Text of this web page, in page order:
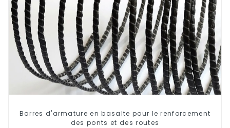
Barres d'armature en basalte pour le renforcement
des ponts et des routes